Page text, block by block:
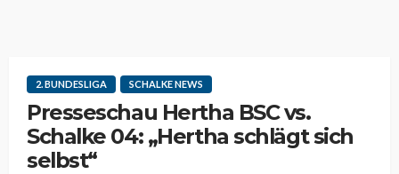
2. BUNDESLIGA SCHALKE NEWS
Presseschau Hertha BSC vs.
Schalke 04: „Hertha schlägt sich
selbst“